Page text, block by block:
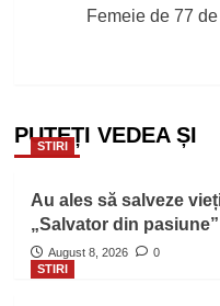
Femeie de 77
PUTEȚI VEDEA ȘI
STIRI
Au ales să salveze
„Salvator din
August 8, 2026
0
STIRI